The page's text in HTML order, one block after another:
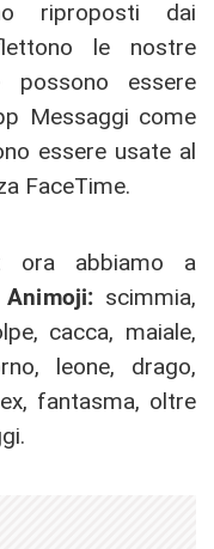
riproposti dai
le nostre
possono essere
Messaggi come
essere usate al
FaceTime.
ora abbiamo a
scimmia,
cacca, maiale,
leone, drago,
fantasma, oltre